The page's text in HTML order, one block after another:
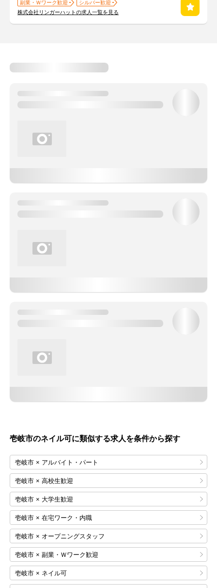
副業・Ｗワーク歓迎
シルバー歓迎
株式会社リンガーハットの求人一覧を見る
壱岐市のネイル可に類似する求人を条件から探す
壱岐市 × アルバイト・パート
壱岐市 × 高校生歓迎
壱岐市 × 大学生歓迎
壱岐市 × 在宅ワーク・内職
壱岐市 × オープニングスタッフ
壱岐市 × 副業・Ｗワーク歓迎
壱岐市 × ネイル可